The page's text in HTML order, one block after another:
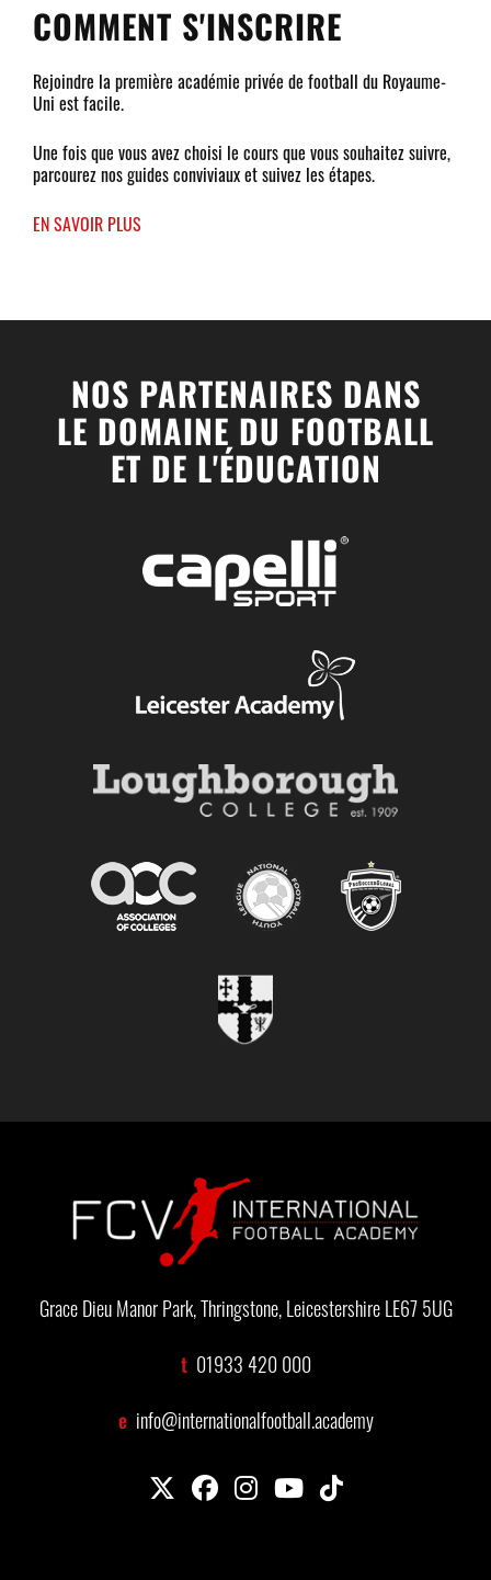
COMMENT S'INSCRIRE
Rejoindre la première académie privée de football du Royaume-
Uni est facile.
Une fois que vous avez choisi le cours que vous souhaitez suivre,
parcourez nos guides conviviaux et suivez les étapes.
EN SAVOIR PLUS
NOS PARTENAIRES DANS
LE DOMAINE DU FOOTBALL
ET DE L'ÉDUCATION
Grace Dieu Manor Park, Thringstone, Leicestershire LE67 5UG
t 01933 420 000
e info@internationalfootball.academy